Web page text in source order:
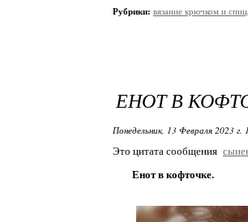
Рубрики: вязание крючком и
ЕНОТ В
Понедельник, 13 Февраля 2023
Это цитата сообщения
Енот в кофточке.